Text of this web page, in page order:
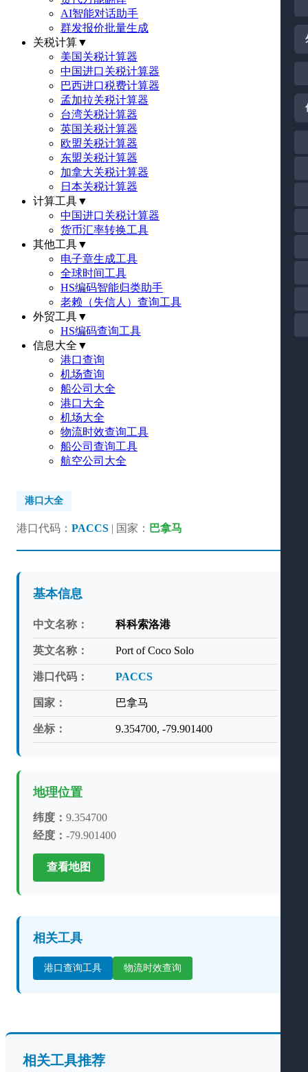
AI智能对话助手
群发报价批量生成
关税计算▼
美国关税计算器
中国进口关税计算器
巴西进口税费计算器
孟加拉关税计算器
台湾关税计算器
英国关税计算器
欧盟关税计算器
东盟关税计算器
加拿大关税计算器
日本关税计算器
计算工具▼
中国进口关税计算器
货币汇率转换工具
其他工具▼
电子章生成工具
全球时间工具
HS编码智能归类助手
老赖（失信人）查询工具
外贸工具▼
HS编码查询工具
信息大全 ▼
港口查询
机场查询
船公司大全
港口大全
机场大全
物流时效查询工具
船公司查询工具
航空公司大全
港口大全
港口代码： PACCS | 国家： 巴拿马
基本信息
中文名称： 科科索洛港
英文名称： Port of Coco Solo
港口代码： PACCS
国家： 巴拿马
坐标： 9.354700, -79.901400
地理位置
纬度： 9.354700
经度： -79.901400
查看地图
相关工具
港口查询工具 物流时效查询
相关工具推荐